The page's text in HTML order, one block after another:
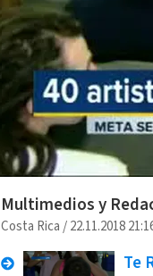
Multimedios y
Costa Rica /22.11.2018
Te